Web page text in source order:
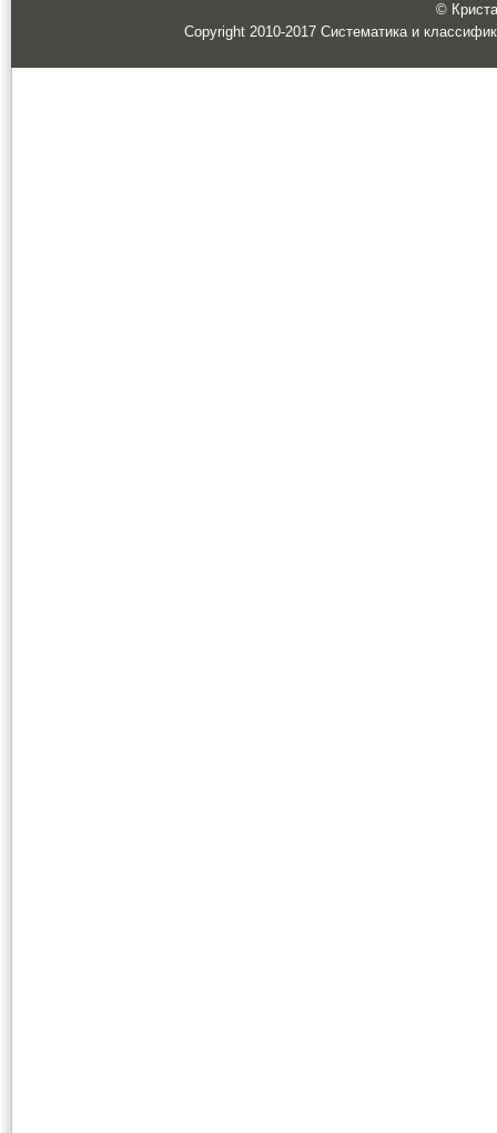
©
Copyright 2010-2017 Систематика и